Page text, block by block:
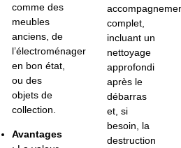
comme des
meubles
anciens, de
l’électroménager
en bon état,
ou des
objets de
collection.
Avantages
complet,
incluant un
nettoyage
approfondi
après le
débarras
et, si
besoin, la
destruction